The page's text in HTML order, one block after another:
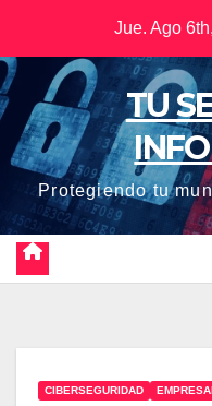
contenido
Jue. Ago
TU
Protegiendo tu
CIBERSEGURIDAD